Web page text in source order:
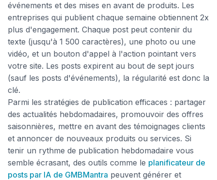
événements et des mises en avant de produits. Les
entreprises qui publient chaque semaine obtiennent 2x
plus d'engagement. Chaque post peut contenir du
texte (jusqu'à 1 500 caractères), une photo ou une
vidéo, et un bouton d'appel à l'action pointant vers
votre site. Les posts expirent au bout de sept jours
(sauf les posts d'événements), la régularité est donc la
clé.
Parmi les stratégies de publication efficaces : partager
des actualités hebdomadaires, promouvoir des offres
saisonnières, mettre en avant des témoignages clients
et annoncer de nouveaux produits ou services. Si
tenir un rythme de publication hebdomadaire vous
semble écrasant, des outils comme le planificateur de
posts par IA de GMBMantra peuvent générer et